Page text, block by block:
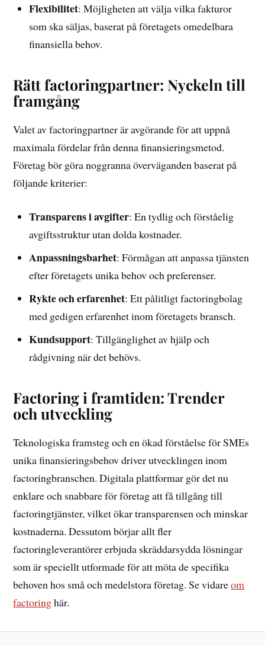
Flexibilitet: Möjligheten att välja vilka fakturor
som ska säljas, baserat på företagets omedelbara
finansiella behov.
Rätt factoringpartner: Nyckeln till
framgång
Valet av factoringpartner är avgörande för att uppnå
maximala fördelar från denna finansieringsmetod.
Företag bör göra noggranna överväganden baserat på
följande kriterier:
Transparens i avgifter: En tydlig och förståelig
avgiftsstruktur utan dolda kostnader.
Anpassningsbarhet: Förmågan att anpassa tjänsten
efter företagets unika behov och preferenser.
Rykte och erfarenhet: Ett pålitligt factoringbolag
med gedigen erfarenhet inom företagets bransch.
Kundsupport: Tillgänglighet av hjälp och
rådgivning när det behövs.
Factoring i framtiden: Trender
och utveckling
Teknologiska framsteg och en ökad förståelse för SMEs
unika finansieringsbehov driver utvecklingen inom
factoringbranschen. Digitala plattformar gör det nu
enklare och snabbare för företag att få tillgång till
factoringtjänster, vilket ökar transparensen och minskar
kostnaderna. Dessutom börjar allt fler
factoringleverantörer erbjuda skräddarsydda lösningar
som är speciellt utformade för att möta de specifika
behoven hos små och medelstora företag. Se vidareom
factoringhär.